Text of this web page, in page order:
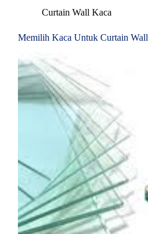
Curtain Wall Kaca
Memilih Kaca Untuk Curtain Wall